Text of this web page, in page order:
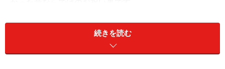
核家族やご近所のお付き合いも薄れつつある現代こそ皆
で、お祝いする意義があるのだと思います。 七五三は、
続きを読む